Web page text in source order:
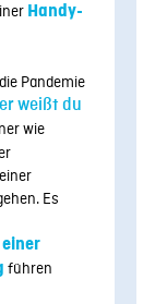
Handy-
Pandemie
weißt du
wie
Es
führen